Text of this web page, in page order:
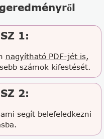
1:
nagyítható PDF-jét is,
számok kifestését.
2:
segít belefeledkezni